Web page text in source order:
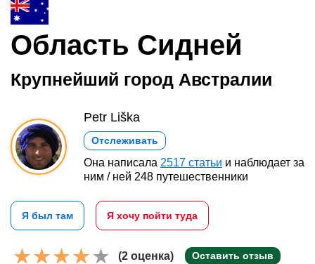
Область Сидней
Крупнейший город Австралии
Petr Liška
Отслеживать
Она написала 2517 статьи и наблюдает за
ним / ней 248 путешественники
Я был там Я хочу пойти туда
(2 оценка) Оставить отзыв